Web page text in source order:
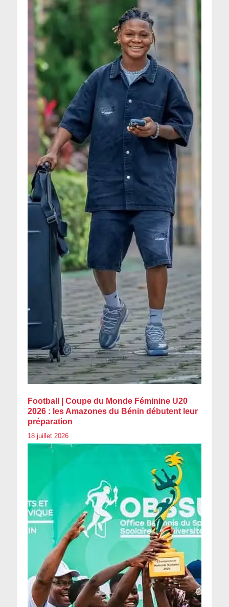
Football | Coupe du Monde Féminine U20
2026 : les Amazones du Bénin débutent leur
préparation
18 juillet 2026